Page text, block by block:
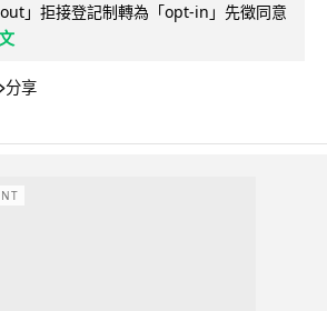
」拒接登記制轉為「opt-in」先徵同意
分享